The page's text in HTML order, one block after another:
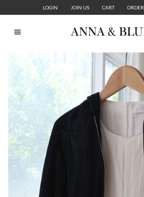
LOGIN JOIN US CART ORDER